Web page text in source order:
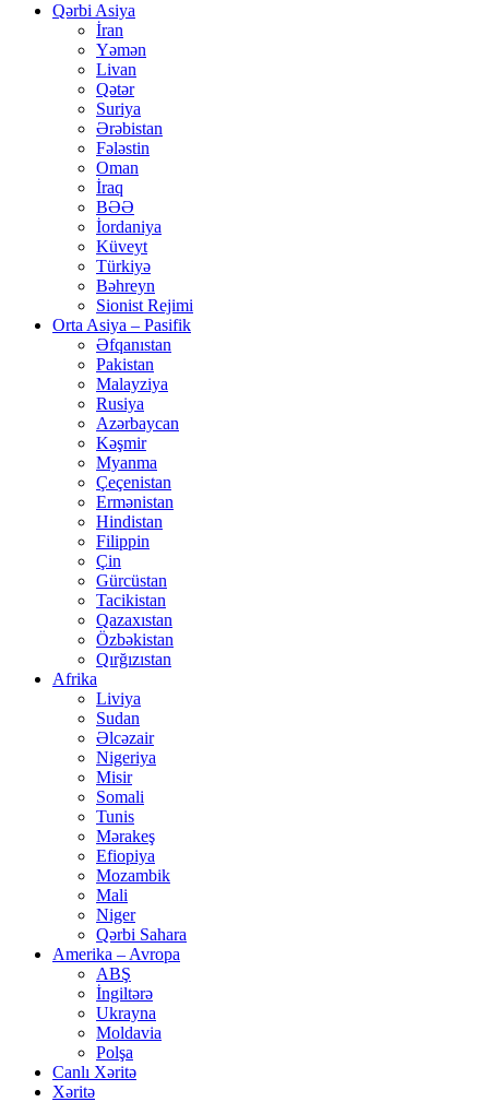
Qərbi Asiya
İran
Yəmən
Livan
Qətər
Suriya
Ərəbistan
Fələstin
Oman
İraq
BƏƏ
İordaniya
Küveyt
Türkiyə
Bəhreyn
Sionist Rejimi
Orta Asiya – Pasifik
Əfqanıstan
Pakistan
Malayziya
Rusiya
Azərbaycan
Kəşmir
Myanma
Çeçenistan
Ermənistan
Hindistan
Filippin
Çin
Gürcüstan
Tacikistan
Qazaxıstan
Özbəkistan
Qırğızıstan
Afrika
Liviya
Sudan
Əlcəzair
Nigeriya
Misir
Somali
Tunis
Mərakeş
Efiopiya
Mozambik
Mali
Niger
Qərbi Sahara
Amerika – Avropa
ABŞ
İngiltərə
Ukrayna
Moldavia
Polşa
Canlı Xəritə
Xəritə